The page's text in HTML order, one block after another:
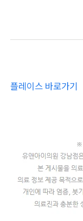
플레이스 바로가기